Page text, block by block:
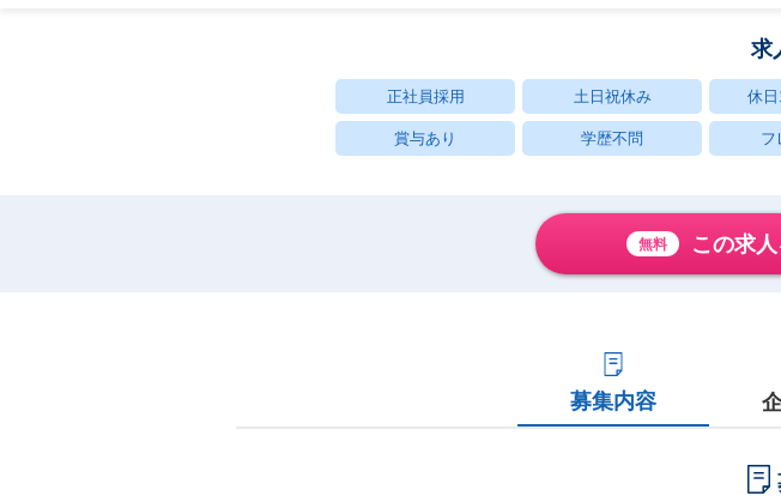
求
正社員採用 土日祝休み 休
賞与あり 学歴不問 フ
無料 この求
募集内容